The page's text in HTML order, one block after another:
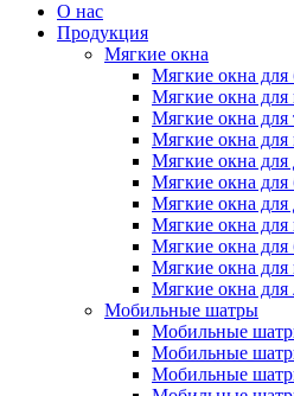
О нас
Продукция
Мягкие окна
Мягкие окна для
Мягкие окна для
Мягкие окна для
Мягкие окна для
Мягкие окна для
Мягкие окна
Мягкие окна для
Мягкие окна для
Мягкие окна для
Мягкие окна для
Мягкие окна для
Мобильные шатры
Мобильные
Мобильные
Мобильные